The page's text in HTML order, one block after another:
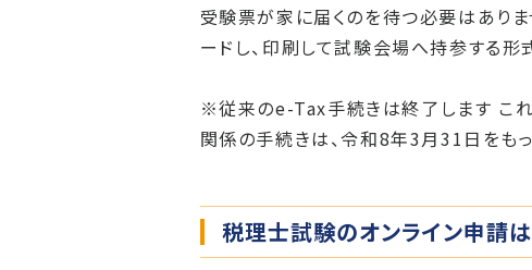
受験票が家に届くのを待つ必要はあり
ードし、印刷して試験会場へ持参する形
※従来のe-Tax手続きは終了します こ
関係の手続きは、令和8年3月31日をも
税理士試験のオンライン申請は